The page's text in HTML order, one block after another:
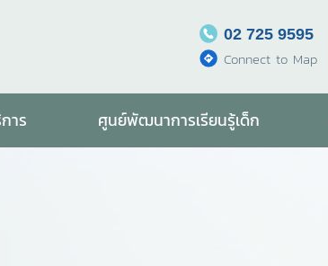
02 725 9595
Connect to Map
าร ศูนย์พัฒนาการเรียนรู้เด็ก